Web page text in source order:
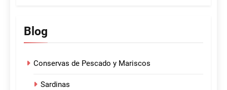
Blog
Conservas de Pescado y Mariscos
Sardinas